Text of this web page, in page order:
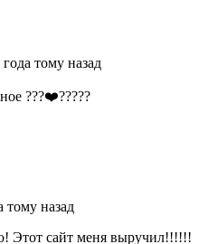
года тому назад
???❤️?????
тому назад
сайт меня выручил!!!!!!